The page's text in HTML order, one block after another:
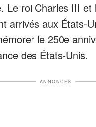
Le roi Charles III et
arrivés aux États-
le 250e
des États-Unis.
ANNONCES